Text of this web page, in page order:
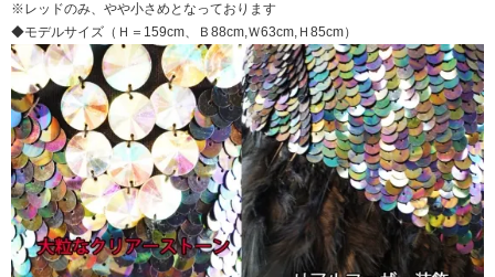
※レッドのみ、やや小さめとなっております
◆モデルサイズ（Ｈ＝159cm、Ｂ88cm,Ｗ63cm,Ｈ85cm）